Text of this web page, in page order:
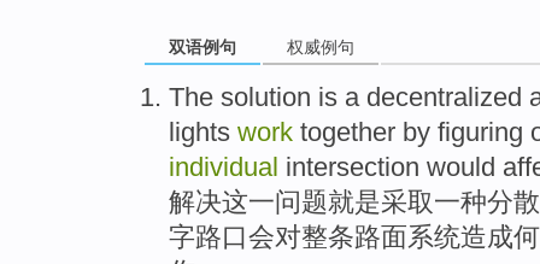
双语例句 权威例句
The solution is a decentralized
lights work together by figuring
individual intersection would
解决这一问题就是采取一种分散
字路口会对整条路面系统造成